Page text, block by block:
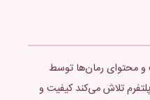
محتوای رمان‌ها توسط
تلاش می‌کند کیفیت و